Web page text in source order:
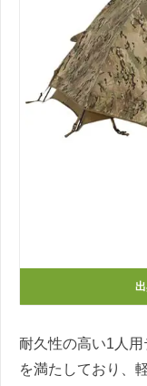
出
耐久性の高い1人
を満たしており、